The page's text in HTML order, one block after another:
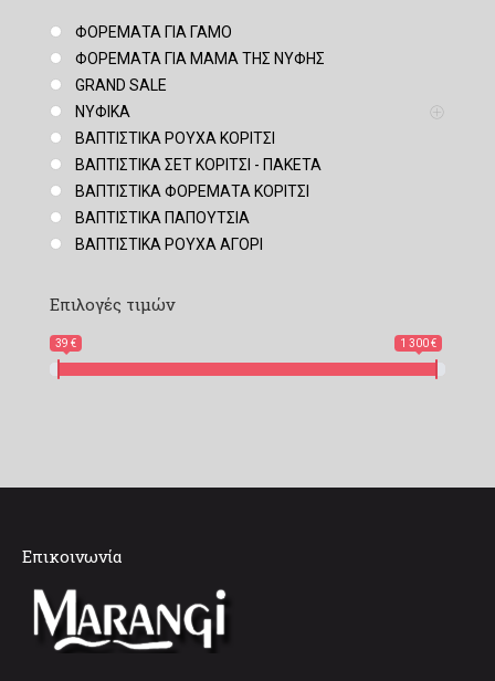
ΦΟΡΕΜΑΤΑ ΓΙΑ ΓΑΜΟ
ΦΟΡΕΜΑΤΑ ΓΙΑ ΜΑΜΑ ΤΗΣ ΝΥΦΗΣ
GRAND SALE
ΝΥΦΙΚΑ
ΒΑΠΤΙΣΤΙΚΑ ΡΟΥΧΑ ΚΟΡΙΤΣΙ
ΒΑΠΤΙΣΤΙΚΑ ΣΕΤ ΚΟΡΙΤΣΙ - ΠΑΚΕΤΑ
ΒΑΠΤΙΣΤΙΚΑ ΦΟΡΕΜΑΤΑ ΚΟΡΙΤΣΙ
ΒΑΠΤΙΣΤΙΚΑ ΠΑΠΟΥΤΣΙΑ
ΒΑΠΤΙΣΤΙΚΑ ΡΟΥΧΑ ΑΓΟΡΙ
Επιλογές τιμών
39 € 1 300 €
Επικοινωνία